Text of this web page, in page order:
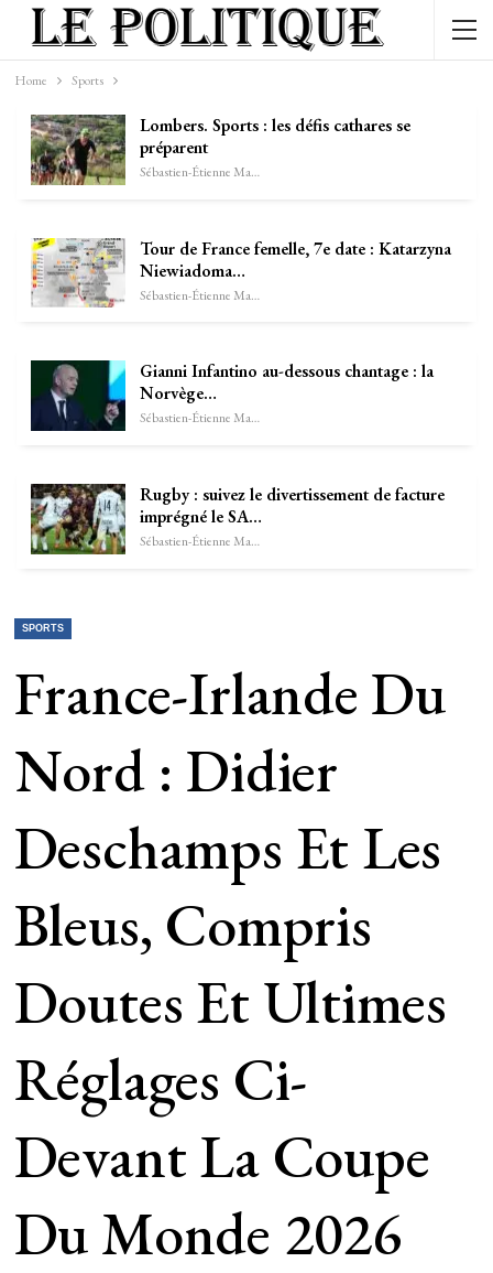
Home Sports
Lombers. Sports : les défis cathares se
préparent
Sébastien-Étienne Marechal
Tour de France femelle, 7e date : Katarzyna
Niewiadoma…
Sébastien-Étienne Marechal
Gianni Infantino au-dessous chantage : la
Norvège…
Sébastien-Étienne Marechal
Rugby : suivez le divertissement de facture
imprégné le SA…
Sébastien-Étienne Marechal
SPORTS
France-Irlande Du
Nord : Didier
Deschamps Et Les
Bleus, Compris
Doutes Et Ultimes
Réglages Ci-
Devant La Coupe
Du Monde 2026